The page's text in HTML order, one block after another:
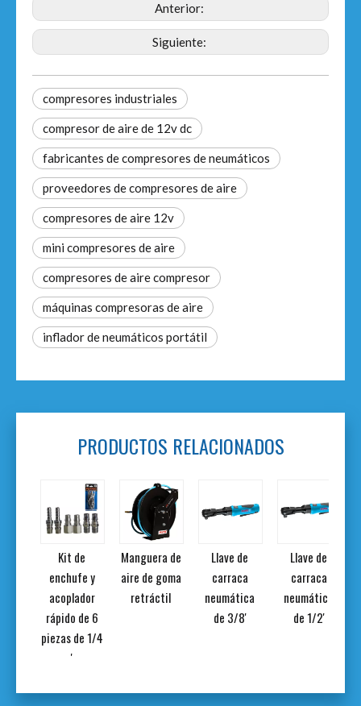
Anterior:
Siguiente:
compresores industriales
compresor de aire de 12v dc
fabricantes de compresores de neumáticos
proveedores de compresores de aire
compresores de aire 12v
mini compresores de aire
compresores de aire compresor
máquinas compresoras de aire
inflador de neumáticos portátil
PRODUCTOS RELACIONADOS
Kit de
enchufe y
acoplador
rápido de 6
piezas de 1/4
'
Manguera de
aire de goma
retráctil
Llave de
carraca
neumática
de 3/8'
Llave de
carraca
neumática
de 1/2'